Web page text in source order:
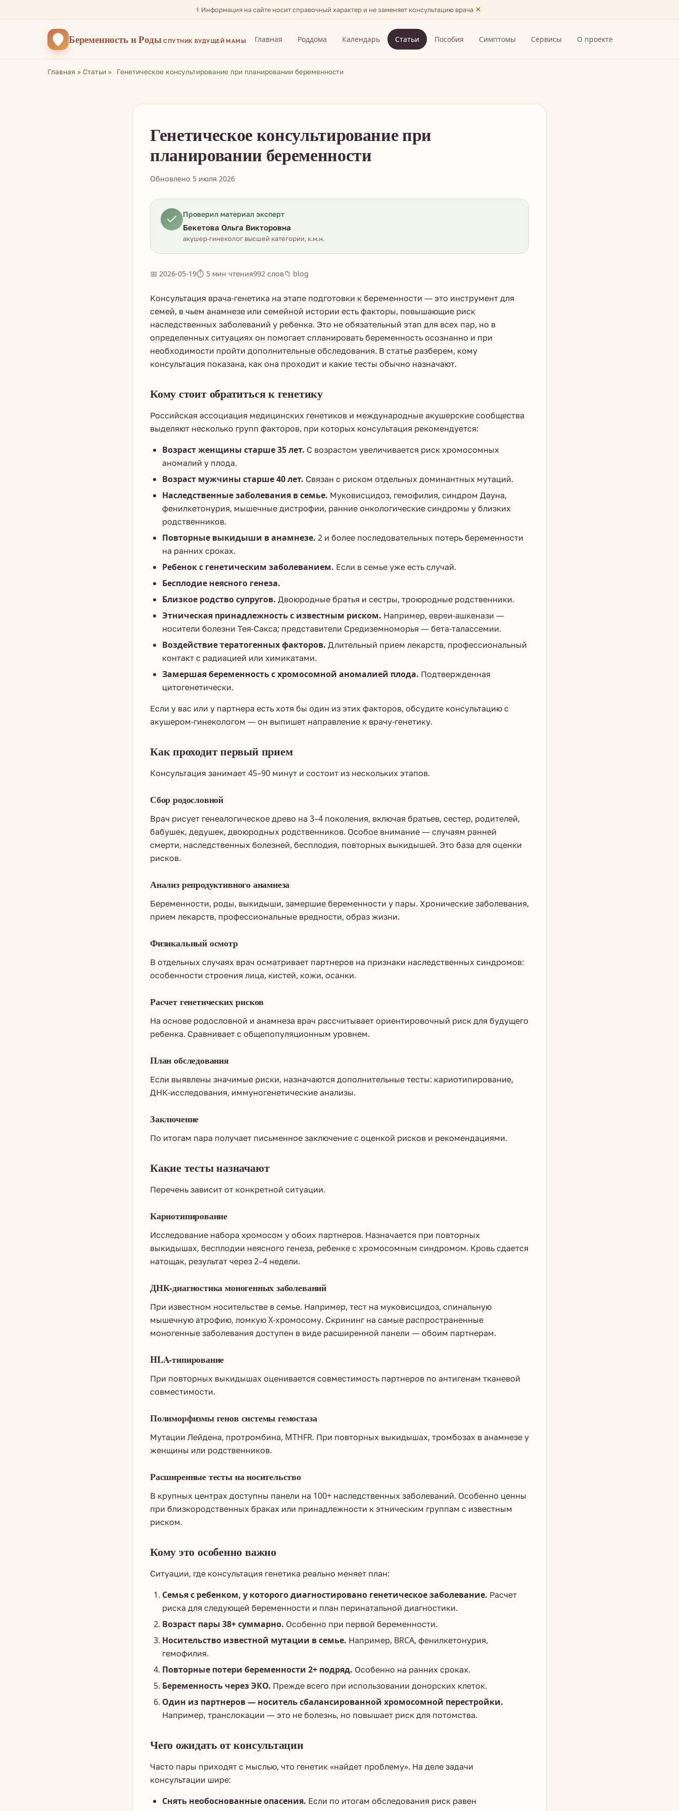
⚕️ Информация на сайте носит справочный характер и не заменяет консультацию врача ×
Беременностьи Роды СПУТНИК БУДУЩЕЙ МАМЫ Главная Роддома Календарь Статьи Пособия Симптомы Сервисы О проекте
Главная » Статьи » Генетическое консультирование при планировании беременности
Генетическое консультирование при
планировании беременности
Обновлено 5 июля 2026
Проверил материал эксперт
Бекетова Ольга Викторовна
акушер-гинеколог высшей категории, к.м.н.
📅 2026-05-19⏱ 5 мин чтения992 слов📁 blog
Консультация врача-генетика на этапе подготовки к беременности — это инструмент для
семей, в чьем анамнезе или семейной истории есть факторы, повышающие риск
наследственных заболеваний у ребенка. Это не обязательный этап для всех пар, но в
определенных ситуациях он помогает спланировать беременность осознанно и при
необходимости пройти дополнительные обследования. В статье разберем, кому
консультация показана, как она проходит и какие тесты обычно назначают.
Кому стоит обратиться к генетику
Российская ассоциация медицинских генетиков и международные акушерские сообщества
выделяют несколько групп факторов, при которых консультация рекомендуется:
Возраст женщины старше 35 лет. С возрастом увеличивается риск хромосомных
аномалий у плода.
Возраст мужчины старше 40 лет. Связан с риском отдельных доминантных мутаций.
Наследственные заболевания в семье. Муковисцидоз, гемофилия, синдром Дауна,
фенилкетонурия, мышечные дистрофии, ранние онкологические синдромы у близких
родственников.
Повторные выкидыши в анамнезе. 2 и более последовательных потерь беременности
на ранних сроках.
Ребенок с генетическим заболеванием. Если в семье уже есть случай.
Бесплодие неясного генеза.
Близкое родство супругов. Двоюродные братья и сестры, троюродные родственники.
Этническая принадлежность с известным риском. Например, евреи-ашкенази —
носители болезни Тея-Сакса; представители Средиземноморья — бета-талассемии.
Воздействие тератогенных факторов. Длительный прием лекарств, профессиональный
контакт с радиацией или химикатами.
Замершая беременность с хромосомной аномалией плода. Подтвержденная
цитогенетически.
Если у вас или у партнера есть хотя бы один из этих факторов, обсудите консультацию с
акушером-гинекологом — он выпишет направление к врачу-генетику.
Как проходит первый прием
Консультация занимает 45–90 минут и состоит из нескольких этапов.
Сбор родословной
Врач рисует генеалогическое древо на 3–4 поколения, включая братьев, сестер, родителей,
бабушек, дедушек, двоюродных родственников. Особое внимание — случаям ранней
смерти, наследственных болезней, бесплодия, повторных выкидышей. Это база для оценки
рисков.
Анализ репродуктивного анамнеза
Беременности, роды, выкидыши, замершие беременности у пары. Хронические заболевания,
прием лекарств, профессиональные вредности, образ жизни.
Физикальный осмотр
В отдельных случаях врач осматривает партнеров на признаки наследственных синдромов:
особенности строения лица, кистей, кожи, осанки.
Расчет генетических рисков
На основе родословной и анамнеза врач рассчитывает ориентировочный риск для будущего
ребенка. Сравнивает с общепопуляционным уровнем.
План обследования
Если выявлены значимые риски, назначаются дополнительные тесты: кариотипирование,
ДНК-исследования, иммуногенетические анализы.
Заключение
По итогам пара получает письменное заключение с оценкой рисков и рекомендациями.
Какие тесты назначают
Перечень зависит от конкретной ситуации.
Кариотипирование
Исследование набора хромосом у обоих партнеров. Назначается при повторных
выкидышах, бесплодии неясного генеза, ребенке с хромосомным синдромом. Кровь сдается
натощак, результат через 2–4 недели.
ДНК-диагностика моногенных заболеваний
При известном носительстве в семье. Например, тест на муковисцидоз, спинальную
мышечную атрофию, ломкую X-хромосому. Скрининг на самые распространенные
моногенные заболевания доступен в виде расширенной панели — обоим партнерам.
HLA-типирование
При повторных выкидышах оценивается совместимость партнеров по антигенам тканевой
совместимости.
Полиморфизмы генов системы гемостаза
Мутации Лейдена, протромбина, MTHFR. При повторных выкидышах, тромбозах в анамнезе у
женщины или родственников.
Расширенные тесты на носительство
В крупных центрах доступны панели на 100+ наследственных заболеваний. Особенно ценны
при близкородственных браках или принадлежности к этническим группам с известным
риском.
Кому это особенно важно
Ситуации, где консультация генетика реально меняет план:
Семья с ребенком, у которого диагностировано генетическое заболевание. Расчет
риска для следующей беременности и план перинатальной диагностики.
Возраст пары 38+ суммарно. Особенно при первой беременности.
Носительство известной мутации в семье. Например, BRCA, фенилкетонурия,
гемофилия.
Повторные потери беременности 2+ подряд. Особенно на ранних сроках.
Беременность через ЭКО. Прежде всего при использовании донорских клеток.
Один из партнеров — носитель сбалансированной хромосомной перестройки.
Например, транслокации — это не болезнь, но повышает риск для потомства.
Чего ожидать от консультации
Часто пары приходят с мыслью, что генетик «найдет проблему». На деле задачи
консультации шире:
Снять необоснованные опасения. Если по итогам обследования риск равен